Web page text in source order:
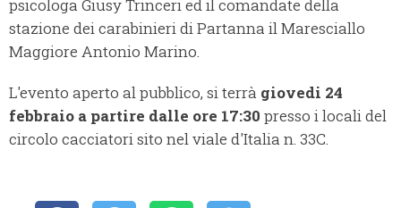
psicologa Giusy Trinceri ed il comandate della
stazione dei carabinieri di Partanna il Maresciallo
Maggiore Antonio Marino.
L'evento aperto al pubblico, si terrà giovedi 24
febbraio a partire dalle ore 17:30 presso i locali del
circolo cacciatori sito nel viale d'Italia n. 33C.